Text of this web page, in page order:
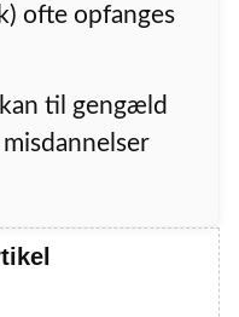
ofte opfanges
til gengæld